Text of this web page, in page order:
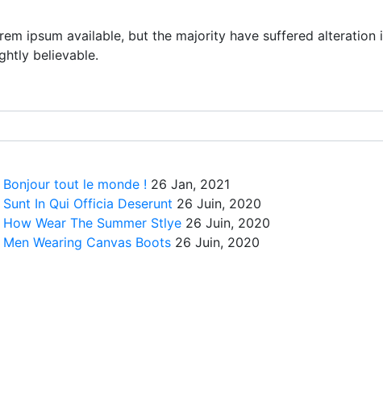
ipsum available, but the majority have suffered
believable.
Bonjour tout le monde ! 26 Jan, 2021
Sunt In Qui Officia Deserunt 26 Juin, 2020
How Wear The Summer Stlye 26 Juin, 2020
Men Wearing Canvas Boots 26 Juin, 2020